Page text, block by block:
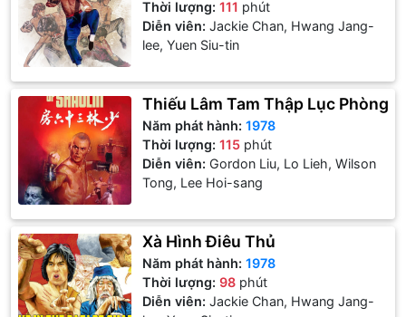
Thời lượng:111 phút
Diễn viên:Jackie Chan, Hwang Jang-
lee, Yuen Siu-tin
Thiếu Lâm Tam Thập Lục Phòng
Năm phát hành:1978
Thời lượng:115 phút
Diễn viên:Gordon Liu, Lo Lieh, Wilson
Tong, Lee Hoi-sang
Xà Hình Điêu Thủ
Năm phát hành:1978
Thời lượng:98 phút
Diễn viên:Jackie Chan, Hwang Jang-